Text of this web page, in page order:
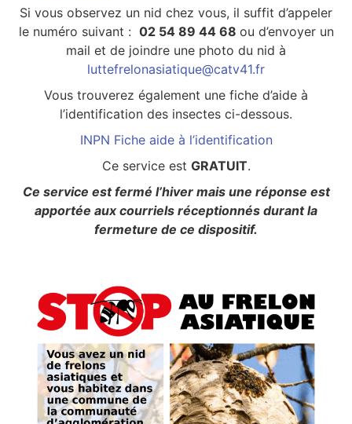
Si vous observez un nid chez vous, il suffit d’appeler
le numéro suivant : 02 54 89 44 68 ou d’envoyer un
mail et de joindre une photo du nid à
luttefrelonasiatique@catv41.fr
Vous trouverez également une fiche d’aide à
l’identification des insectes ci-dessous.
INPN Fiche aide à l’identification
Ce service est GRATUIT.
Ce service est fermé l’hiver mais une réponse est
apportée aux courriels réceptionnés durant la
fermeture de ce dispositif.